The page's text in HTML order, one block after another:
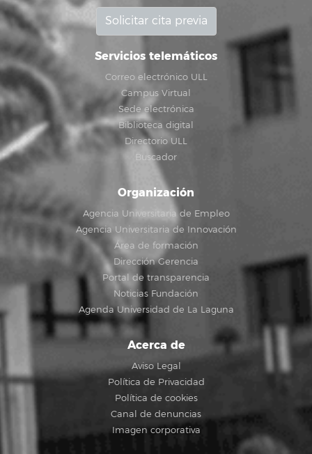
Solicitar cita previa
Servicios telemáticos
Correo electrónico ULL
Campus Virtual
Sede electrónica
Biblioteca digital
Directorio ULL
Buscador
Organización
Agencia Universitaria de Empleo
Agencia Universitaria de Innovación
Área de formación
Dirección Gerencia
Portal de transparencia
Noticias Fundación
Agenda Universidad de La Laguna
Acerca de
Aviso Legal
Política de Privacidad
Política de cookies
Canal de denuncias
Imagen corporativa